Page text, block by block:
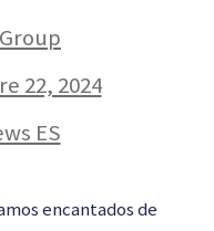
22, 2024
ES
encantados de